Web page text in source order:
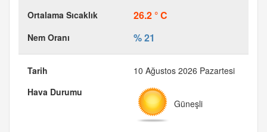
26.2 ° C
% 21
10 Ağustos 2026 Pazartesi
Güneşli